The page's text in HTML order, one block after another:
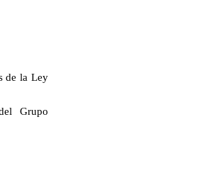
de la Ley
Grupo